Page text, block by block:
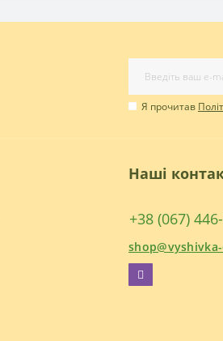
Я прочитав
Наші
+38 (067)